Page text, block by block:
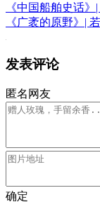
《中国船舶史话
《广袤的原野》|
发表评论
匿名网友
确定